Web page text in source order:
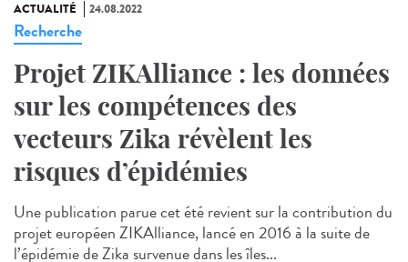
ACTUALITÉ 24.08.2022
Recherche
Projet ZIKAlliance : les données
sur les compétences des
vecteurs Zika révèlent les
risques d’épidémies
Une publication parue cet été revient sur la contribution du
projet européen ZIKAlliance, lancé en 2016 à la suite de
l’épidémie de Zika survenue dans les îles...